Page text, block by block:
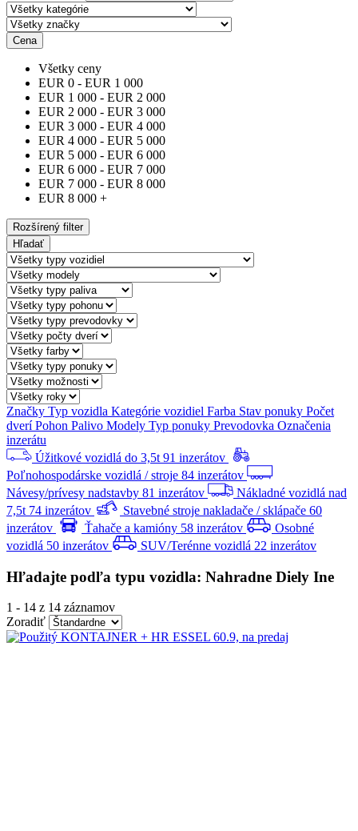
Cena
Všetky ceny
EUR 0 - EUR 1 000
EUR 1 000 - EUR 2 000
EUR 2 000 - EUR 3 000
EUR 3 000 - EUR 4 000
EUR 4 000 - EUR 5 000
EUR 5 000 - EUR 6 000
EUR 6 000 - EUR 7 000
EUR 7 000 - EUR 8 000
EUR 8 000 +
Rozšírený filter
Hľadať
Značky Typ vozidla Kategórie vozidiel Farba Stav ponuky Počet
dveríPohon Palivo Modely Typ ponuky Prevodovka Označenia
inzerátu
Úžitkové vozidlá do 3,5t 91 inzerátov
Poľnohospodárske vozidlá / stroje 84 inzerátov
Návesy/prívesy nadstavby 81 inzerátov
Nákladné vozidlá nad
7,5t 74 inzerátov Stavebné stroje nakladače / sklápače 60
inzerátov
Ťahače a kamióny 58 inzerátov
Osobné
vozidlá 50 inzerátov SUV/Terénne vozidlá 22 inzerátov
Hľadajte podľa typu vozidla: Nahradne Diely Ine
1 - 14 z 14 záznamov
Zoradiť